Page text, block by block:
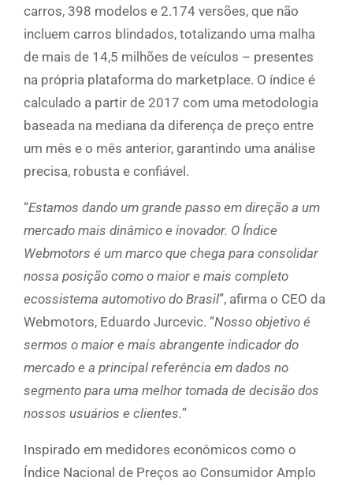
carros, 398 modelos e 2.174 versões, que não
incluem carros blindados, totalizando uma malha
de mais de 14,5 milhões de veículos – presentes
na própria plataforma do marketplace. O índice é
calculado a partir de 2017 com uma metodologia
baseada na mediana da diferença de preço entre
um mês e o mês anterior, garantindo uma análise
precisa, robusta e confiável.
“Estamos dando um grande passo em direção a um
mercado mais dinâmico e inovador. O Índice
Webmotors é um marco que chega para consolidar
nossa posição como o maior e mais completo
ecossistema automotivo do Brasil”, afirma o CEO da
Webmotors, Eduardo Jurcevic. “Nosso objetivo é
sermos o maior e mais abrangente indicador do
mercado e a principal referência em dados no
segmento para uma melhor tomada de decisão dos
nossos usuários e clientes.”
Inspirado em medidores econômicos como o
Índice Nacional de Preços ao Consumidor Amplo